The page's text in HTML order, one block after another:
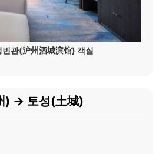
빈관(沪州酒城滨馆) 객실
) → 토성(土城)